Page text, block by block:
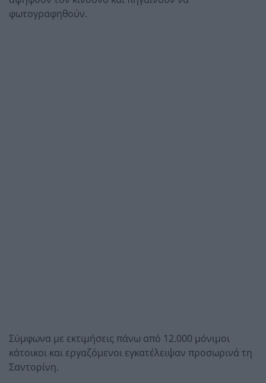
φωτογραφηθούν.
Σύμφωνα με εκτιμήσεις πάνω από 12.000 μόνιμοι
κάτοικοι και εργαζόμενοι εγκατέλειψαν προσωρινά τη
Σαντορίνη.